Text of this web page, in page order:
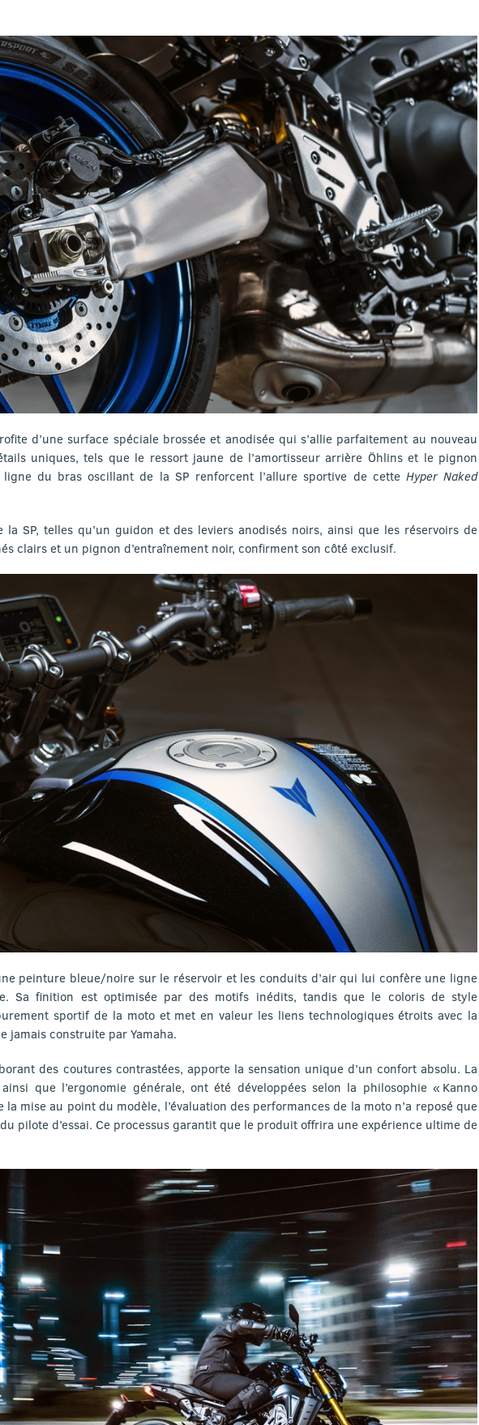
d’une surface spéciale brossée et anodisée qui s’allie parfaitement au nouveau
uniques, tels que le ressort jaune de l’amortisseur arrière Öhlins et le pignon
ligne du bras oscillant de la SP renforcent l’allure sportive de cette Hyper Naked
la SP, telles qu’un guidon et des leviers anodisés noirs, ainsi que les réservoirs de
clairs et un pignon d’entraînement noir, confirment son côté exclusif.
peinture bleue/noire sur le réservoir et les conduits d’air qui lui confère une ligne
Sa finition est optimisée par des motifs inédits, tandis que le coloris de style
sportif de la moto et met en valeur les liens technologiques étroits avec la
jamais construite par Yamaha.
des coutures contrastées, apporte la sensation unique d’un confort absolu. La
que l’ergonomie générale, ont été développées selon la philosophie « Kanno
la mise au point du modèle, l’évaluation des performances de la moto n’a reposé que
pilote d’essai. Ce processus garantit que le produit offrira une expérience ultime de